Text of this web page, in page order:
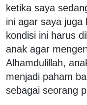
ketika saya
ini agar saya juga
kondisi ini harus
anak agar
Alhamdulillah,
menjadi paham
sebagai seorang